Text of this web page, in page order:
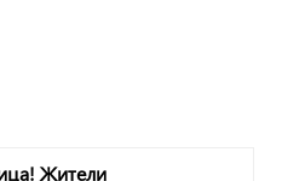
Жители